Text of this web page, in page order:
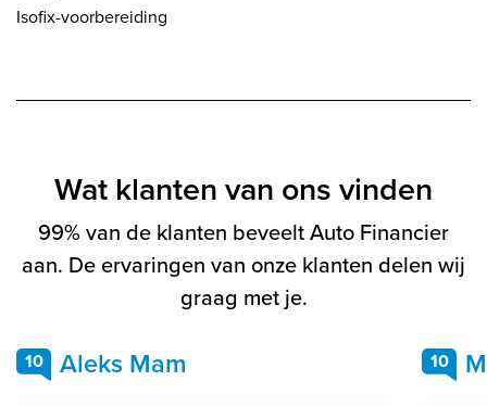
Isofix-voorbereiding
Wat klanten van ons vinden
99% van de klanten beveelt Auto Financier
aan. De ervaringen van onze klanten delen wij
graag met je.
10 Aleks Mam 10